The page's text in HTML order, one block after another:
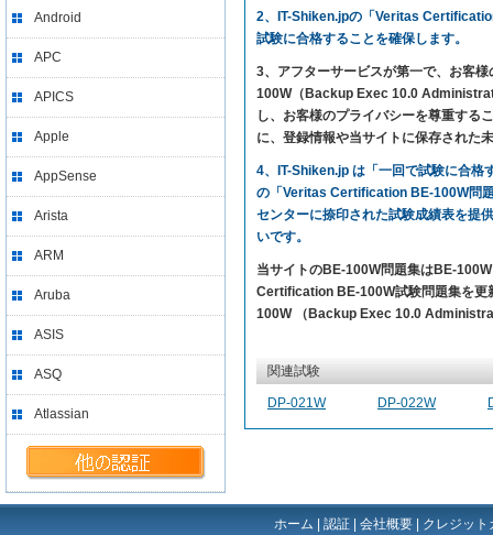
Android
APC
APICS
Apple
AppSense
Arista
ARM
Aruba
ASIS
ASQ
Atlassian
2、IT-Shiken.jpの「Veritas
試験に合格することを確保します。
3、アフターサービスが第一で、お客
100W（Backup Exec 10.0
し、お客様のプライバシーを尊重する
に、登録情報や当サイトに保存された
4、IT-Shiken.jp は「一回で試験に合格
の「Veritas Certification BE-100W問
センターに捺印された試験成績表を提
いです。
当サイトのBE-100W問題集はBE-
Certification BE-100W試験問題集を
100W （Backup Exec 10.0
関連試験
DP-021W DP-022W
ホーム 認証 会社概要 クレジッ